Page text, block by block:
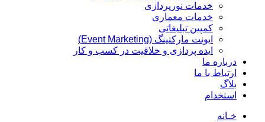
خدمات نورپردازی
خدمات معماری
کمپین تبلیغاتی
ایونت مارکتینگ (Event Marketing)
ایده پردازی و خلاقیت در کسب و کار
درباره ما
ارتباط با ما
بلاگ
استخدام
خـانه